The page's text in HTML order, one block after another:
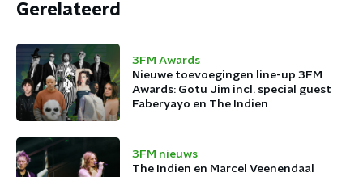
Gerelateerd
3FM Awards
Nieuwe toevoegingen line-up 3FM
Awards: Gotu Jim incl. special guest
Faberyayo en The Indien
3FM nieuws
The Indien en Marcel Veenendaal